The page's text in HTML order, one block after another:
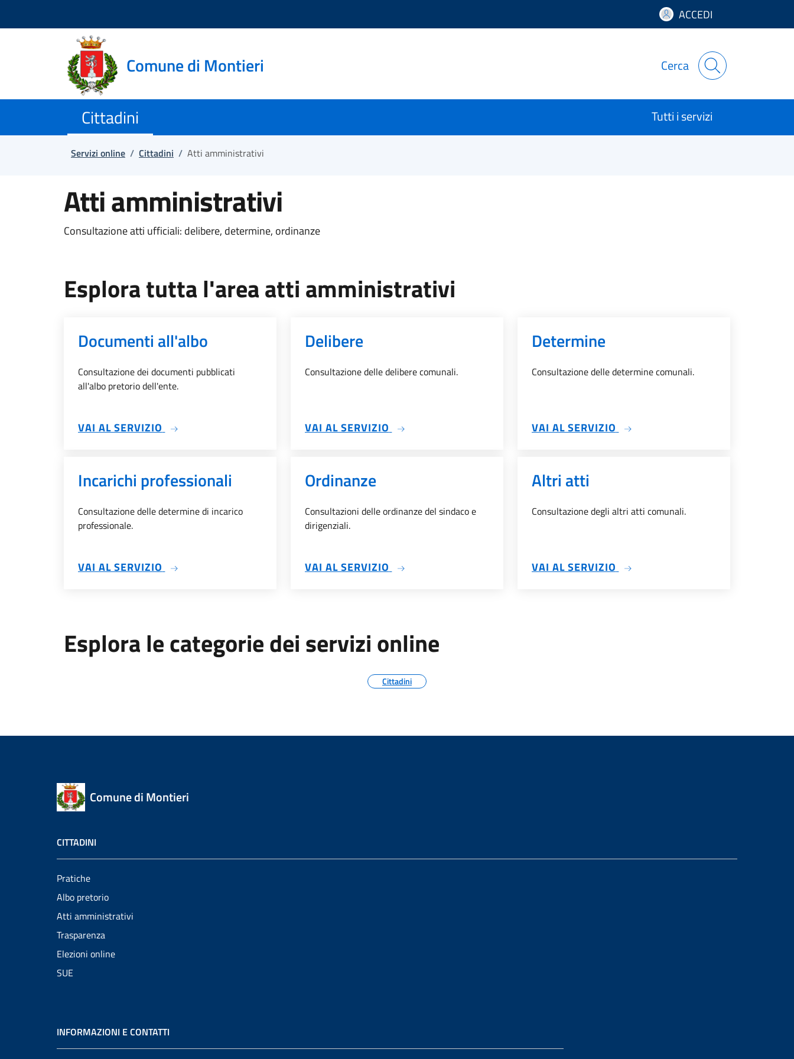
ACCEDI
Comune di Montieri Cerca
Cittadini Tutti i servizi
Servizi online / Cittadini / Atti amministrativi
Atti amministrativi
Consultazione atti ufficiali: delibere, determine, ordinanze
Esplora tutta l'area atti amministrativi
Documenti all'albo
Consultazione dei documenti pubblicati
all'albo pretorio dell'ente.
VAI AL SERVIZIO SU DOCUMENTI ALL'ALBO
Delibere
Consultazione delle delibere comunali.
VAI AL SERVIZIO SU DELIBERE
Determine
Consultazione delle determine comunali.
VAI AL SERVIZIO SU DETERMINE
Incarichi professionali
Consultazione delle determine di incarico
professionale.
VAI AL SERVIZIO SU INCARICHI PROFESSIONALI
Ordinanze
Consultazioni delle ordinanze del sindaco e
dirigenziali.
VAI AL SERVIZIO SU ORDINANZE
Altri atti
Consultazione degli altri atti comunali.
VAI AL SERVIZIO SU ALTRI ATTI
Esplora le categorie dei servizi online
Cittadini
Comune di Montieri
CITTADINI
Pratiche
Albo pretorio
Atti amministrativi
Trasparenza
Elezioni online
SUE
INFORMAZIONI E CONTATTI